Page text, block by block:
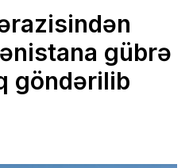
gübrə
göndərilib